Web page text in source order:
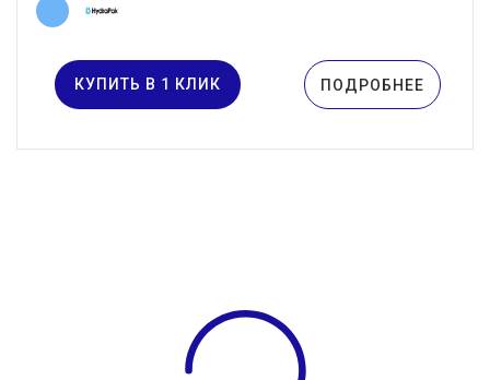
КУПИТЬ В 1 КЛИК ПОДРОБНЕЕ